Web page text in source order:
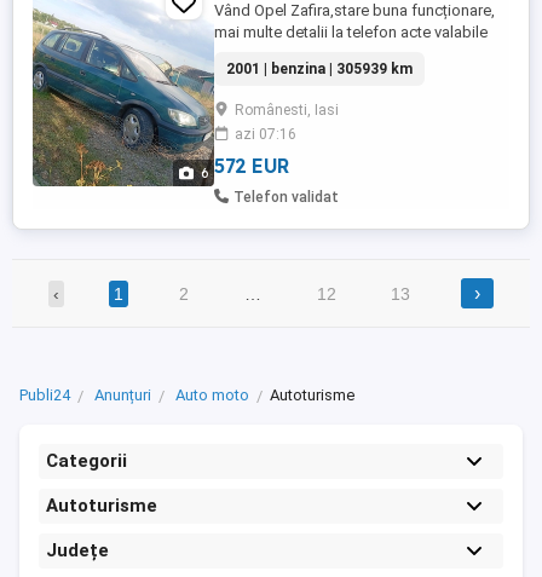
6
Vând Opel Zafira,stare buna funcționare,
mai multe detalii la telefon acte valabile
costa până în 200 lei,se montează foarte
ușor
2001 | benzina | 305939 km
Românesti, Iasi
azi 07:16
572 EUR
Telefon validat
‹ 1 2 12 13 ›
Publi24 Anunțuri Auto moto Autoturisme
Categorii
Autoturisme
Județe